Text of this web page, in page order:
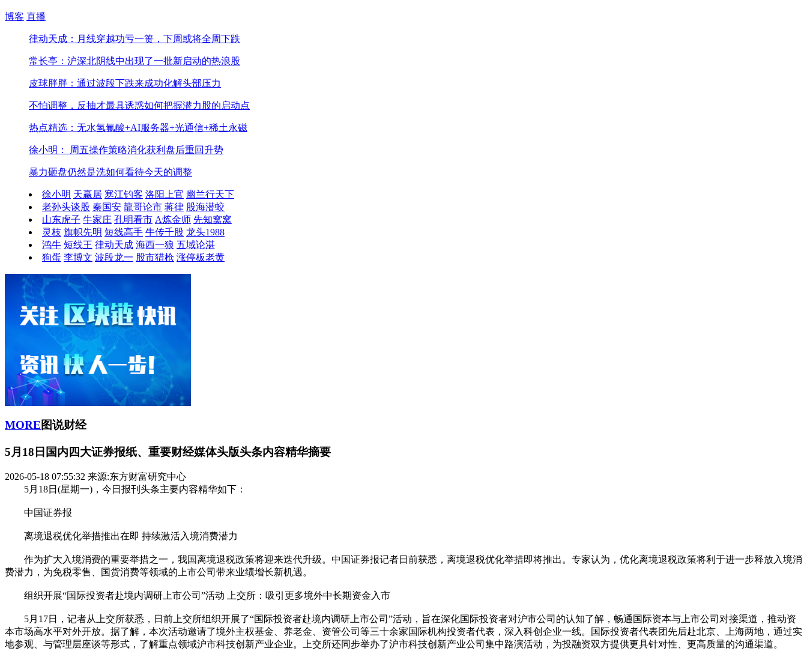
博客 直播
律动天成：月线穿越功亏一篑，下周或将全周下跌
常长亭：沪深北阴线中出现了一批新启动的热浪股
皮球胖胖：通过波段下跌来成功化解头部压力
不怕调整，反抽才最具诱惑如何把握潜力股的启动点
热点精选：无水氢氟酸+AI服务器+光通信+稀土永磁
徐小明： 周五操作策略消化获利盘后重回升势
暴力砸盘仍然是洗如何看待今天的调整
徐小明 天赢居 寒江钓客 洛阳上官 幽兰行天下
老孙头谈股 秦国安 龍哥论市 蒋律 股海潜蛟
山东虎子 牛家庄 孔明看市 A炼金师 先知窝窝
灵枝 旗帜先明 短线高手 牛传千股 龙头1988
鸿牛 短线王 律动天成 海西一狼 五域论湛
狗蛋 李博文 波段龙一 股市猎枪 涨停板老黄
MORE图说财经
5月18日国内四大证券报纸、重要财经媒体头版头条内容精华摘要
2026-05-18 07:55:32 来源:东方财富研究中心
5月18日(星期一)，今日报刊头条主要内容精华如下：
中国证券报
离境退税优化举措推出在即 持续激活入境消费潜力
作为扩大入境消费的重要举措之一，我国离境退税政策将迎来迭代升级。中国证券报记者日前获悉，离境退税优化举措即将推出。专家认为，优化离境退税政策将利于进一步释放入境消
费潜力，为免税零售、国货消费等领域的上市公司带来业绩增长新机遇。
组织开展“国际投资者赴境内调研上市公司”活动 上交所：吸引更多境外中长期资金入市
5月17日，记者从上交所获悉，日前上交所组织开展了“国际投资者赴境内调研上市公司”活动，旨在深化国际投资者对沪市公司的认知了解，畅通国际资本与上市公司对接渠道，推动资
本市场高水平对外开放。据了解，本次活动邀请了境外主权基金、养老金、资管公司等三十余家国际机构投资者代表，深入科创企业一线。国际投资者代表团先后赴北京、上海两地，通过实
地参观、与管理层座谈等形式，了解重点领域沪市科技创新产业企业。上交所还同步举办了沪市科技创新产业公司集中路演活动，为投融资双方提供更具针对性、更高质量的沟通渠道。